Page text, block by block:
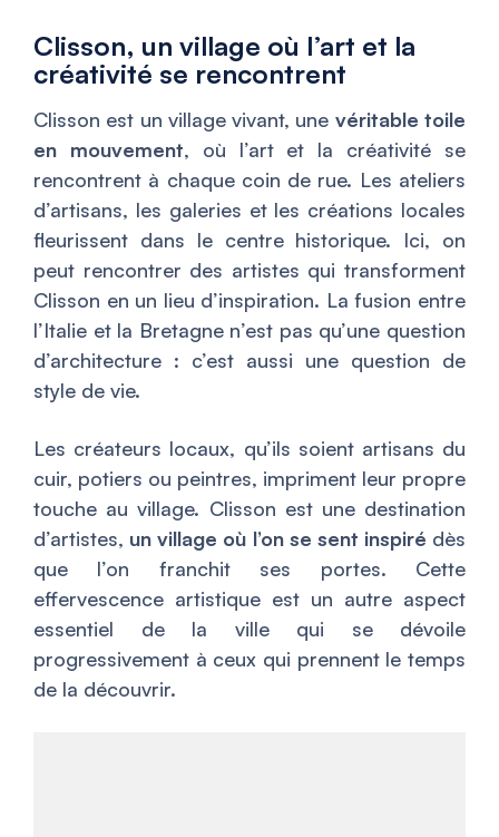
Clisson, un village où l’art et la
créativité se rencontrent
Clisson est un village vivant, une véritable toile
en mouvement, où l’art et la créativité se
rencontrent à chaque coin de rue. Les ateliers
d’artisans, les galeries et les créations locales
fleurissent dans le centre historique. Ici, on
peut rencontrer des artistes qui transforment
Clisson en un lieu d’inspiration. La fusion entre
l’Italie et la Bretagne n’est pas qu’une question
d’architecture : c’est aussi une question de
style de vie.
Les créateurs locaux, qu’ils soient artisans du
cuir, potiers ou peintres, impriment leur propre
touche au village. Clisson est une destination
d’artistes, un village où l’on se sent inspiré dès
que l’on franchit ses portes. Cette
effervescence artistique est un autre aspect
essentiel de la ville qui se dévoile
progressivement à ceux qui prennent le temps
de la découvrir.